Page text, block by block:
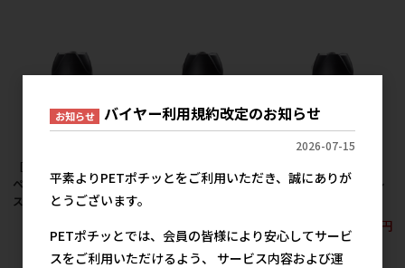
［ルークラン］ループ
ペット用水筒 ステンレ
スボトル S シルバー
ペット用水筒 ステンレ
ペット用水筒 ステンレ
2,100円
お知らせ バイヤー利用規約改定のお知らせ
2026-07-15
平素よりPETポチッとをご利用いただき、誠にありが
とうございます。
PETポチッとでは、会員の皆様により安心してサービ
スをご利用いただけるよう、 サービス内容および運